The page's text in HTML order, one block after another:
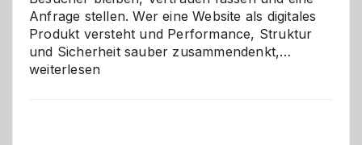
Anfrage stellen. Wer eine Website als digitales
Produkt versteht und Performance, Struktur
und Sicherheit sauber zusammendenkt,…
weiterlesen